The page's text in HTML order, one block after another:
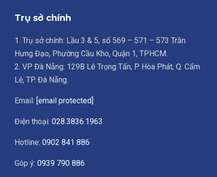
Trụ sở chính
1. Trụ sở chính: Lầu 3 & 5, số 569 – 571 – 573 Trần
Hưng Đạo, Phường Cầu Kho, Quận 1, TPHCM.
2. VP Đà Nẵng: 129B Lê Trọng Tấn, P. Hòa Phát, Q. Cẩm
Lệ, TP. Đà Nẵng.
Email: [email protected]
Điện thoại: 028.3836.1963
Hotline: 0902 841 886
Góp ý: 0939 790 886